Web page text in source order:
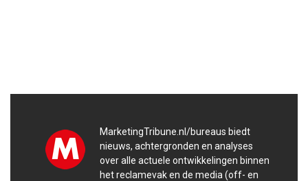
MarketingTribune.nl/bureaus biedt
nieuws, achtergronden en analyses
over alle actuele ontwikkelingen binnen
het reclamevak en de media (off- en